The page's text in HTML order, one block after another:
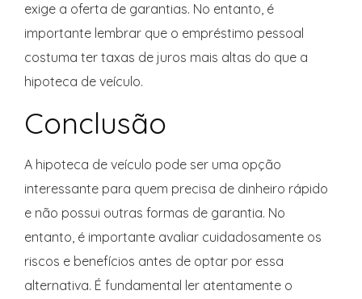
exige a oferta de garantias. No entanto, é
importante lembrar que o empréstimo pessoal
costuma ter taxas de juros mais altas do que a
hipoteca de veículo.
Conclusão
A hipoteca de veículo pode ser uma opção
interessante para quem precisa de dinheiro rápido
e não possui outras formas de garantia. No
entanto, é importante avaliar cuidadosamente os
riscos e benefícios antes de optar por essa
alternativa. É fundamental ler atentamente o